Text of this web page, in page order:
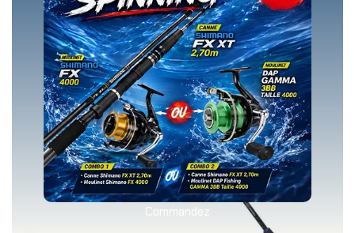
Commandez